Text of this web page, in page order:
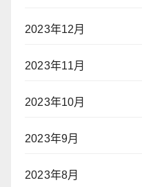
2023年12月
2023年11月
2023年10月
2023年9月
2023年8月